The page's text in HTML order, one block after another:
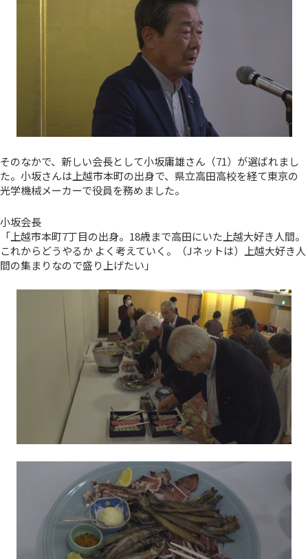
そのなかで、新しい会長として小坂庸雄さん（71）が選ばれまし
た。小坂さんは上越市本町の出身で、県立高田高校を経て東京の
光学機械メーカーで役員を務めました。
小坂会長
「上越市本町7丁目の出身。18歳まで高田にいた上越大好き人間。
これからどうやるか よく考えていく。（Jネットは）上越大好き人
間の集まりなので盛り上げたい」